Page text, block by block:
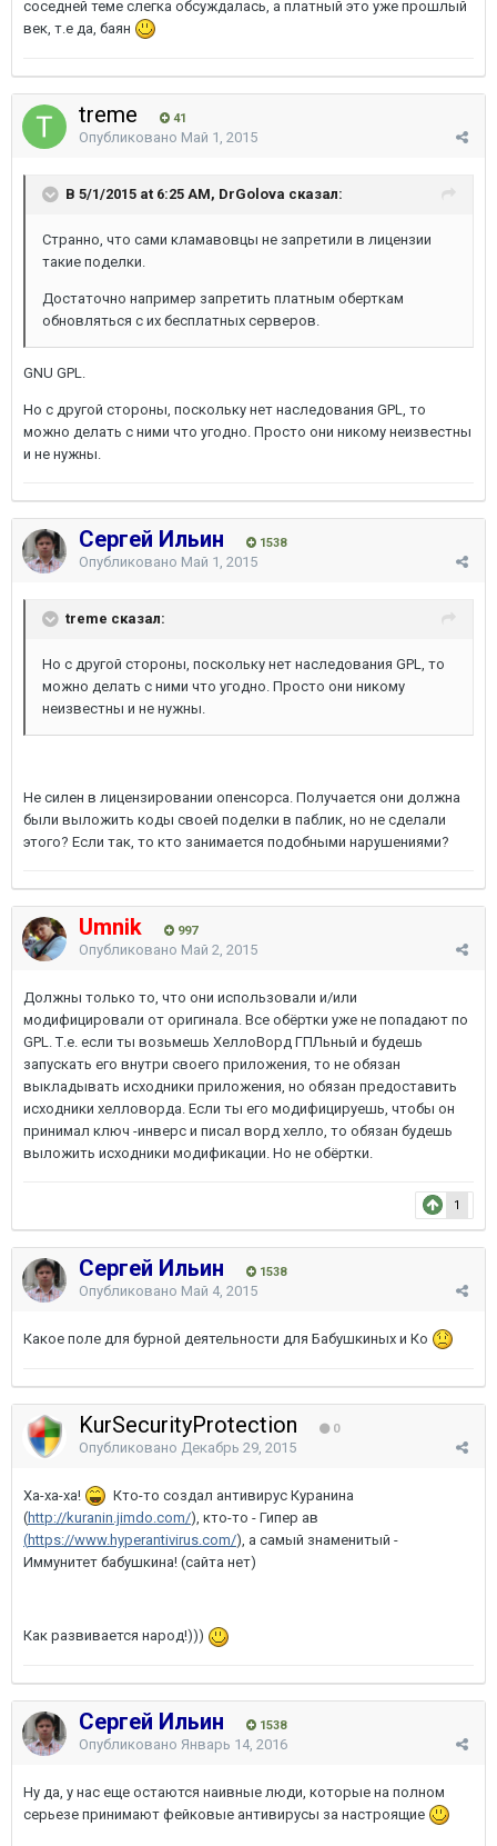
соседней теме слегка обсуждалась, а платный это уже прошлый
век, т.е да, баян
treme 41
Опубликовано Май 1, 2015
В 5/1/2015 at 6:25 AM, DrGolova сказал:
Странно, что сами кламавовцы не запретили в лицензии
такие поделки.
Достаточно например запретить платным оберткам
обновляться с их бесплатных серверов.
GNU GPL.
Но с другой стороны, поскольку нет наследования GPL, то
можно делать с ними что угодно. Просто они никому неизвестны
и не нужны.
Сергей Ильин 1538
Опубликовано Май 1, 2015
treme сказал:
Но с другой стороны, поскольку нет наследования GPL, то
можно делать с ними что угодно. Просто они никому
неизвестны и не нужны.
Не силен в лицензировании опенсорса. Получается они должна
были выложить коды своей поделки в паблик, но не сделали
этого? Если так, то кто занимается подобными нарушениями?
Umnik 997
Опубликовано Май 2, 2015
Должны только то, что они использовали и/или
модифицировали от оригинала. Все обёртки уже не попадают по
GPL. Т.е. если ты возьмешь ХеллоВорд ГПЛьный и будешь
запускать его внутри своего приложения, то не обязан
выкладывать исходники приложения, но обязан предоставить
исходники хелловорда. Если ты его модифицируешь, чтобы он
принимал ключ -инверс и писал ворд хелло, то обязан будешь
выложить исходники модификации. Но не обёртки.
1
Сергей Ильин 1538
Опубликовано Май 4, 2015
Какое поле для бурной деятельности для Бабушкиных и Ко
KurSecurityProtection 0
Опубликовано Декабрь 29, 2015
Ха-ха-ха!
Кто-то создал антивирус Куранина
(http://kuranin.jimdo.com/), кто-то - Гипер ав
(https://www.hyperantivirus.com/), а самый знаменитый -
Иммунитет бабушкина! (сайта нет)
Как развивается народ!)))
Сергей Ильин 1538
Опубликовано Январь 14, 2016
Ну да, у нас еще остаются наивные люди, которые на полном
серьезе принимают фейковые антивирусы за настроящие